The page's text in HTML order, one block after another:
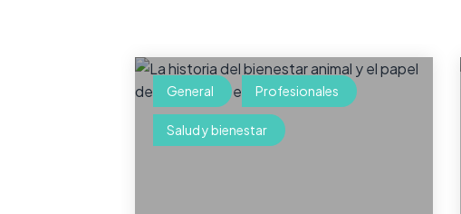
General Profesionales
Salud y bienestar